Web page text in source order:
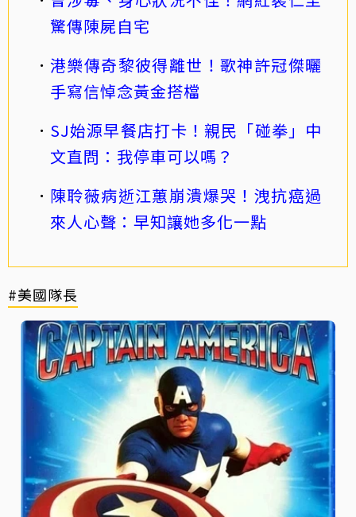
驚傳陳屍自宅
港樂傳奇黎彼得離世！歌神許冠傑曬
手寫信悼念黃金搭檔
SJ始源早餐店打卡！親民「碰拳」中
文直問：我停車可以嗎？
陳聆薇病逝江蕙崩潰爆哭！洩抗癌過
來人心聲：早知讓她多化一點
#美國隊長